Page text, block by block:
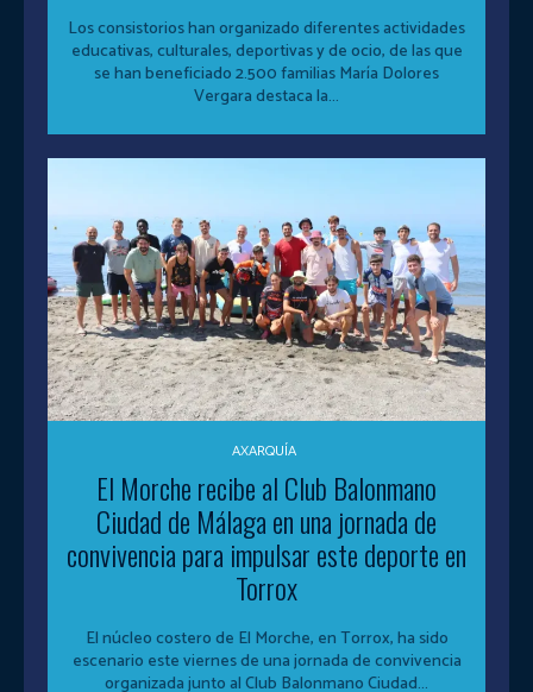
Los consistorios han organizado diferentes actividades
educativas, culturales, deportivas y de ocio, de las que
se han beneficiado 2.500 familias María Dolores
Vergara destaca la...
AXARQUÍA
El Morche recibe al Club Balonmano
Ciudad de Málaga en una jornada de
convivencia para impulsar este deporte en
Torrox
El núcleo costero de El Morche, en Torrox, ha sido
escenario este viernes de una jornada de convivencia
organizada junto al Club Balonmano Ciudad...